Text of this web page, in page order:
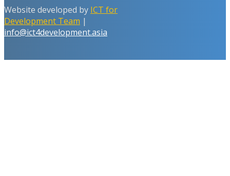
Website developed by ICT for
Development Team |
info@ict4development.asia